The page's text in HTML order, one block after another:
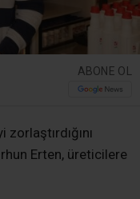
ABONE OL
zorlaştırdığını
Erten, üreticilere